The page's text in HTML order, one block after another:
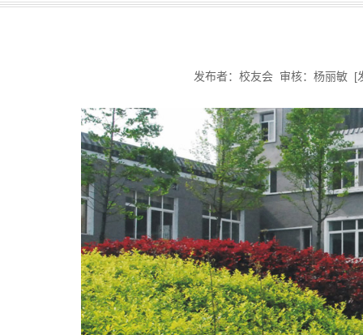
发布者：校友会 审核：杨丽敏